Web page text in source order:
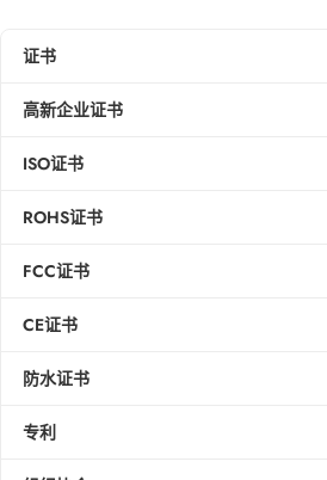
证书
高新企业证书
ISO证书
ROHS证书
FCC证书
CE证书
防水证书
专利